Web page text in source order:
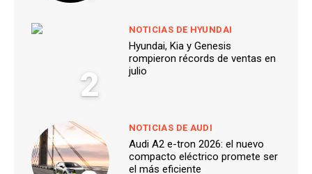
2
NOTICIAS DE HYUNDAI
Hyundai, Kia y Genesis
rompieron récords de ventas en
julio
NOTICIAS DE AUDI
Audi A2 e-tron 2026: el nuevo
compacto eléctrico promete ser
el más eficiente